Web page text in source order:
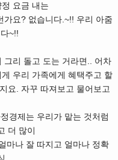
요금 내는
가요? 없습니다.~!! 우리 아줌
~!!
그리 돌고 도는 거라면.. 어차
우리 가족에게 혜택주고 할
요. 자꾸 따져보고 물어보고
경제는 우리가 맡는 것처럼
더 많이
마나 잘 따지고 얼마나 정확